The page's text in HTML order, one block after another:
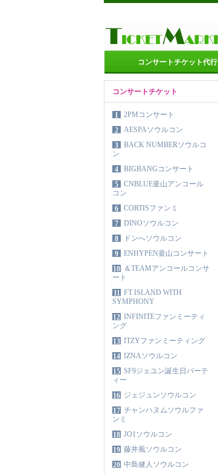
コンサートチケット代行
コンサートチケット
1
2PMコンサート
2
AESPAソウルコン
3
BACK NUMBERソウルコ
ン
4
BIGBANGコンサート
5
CNBLUE釜山アンコール
コン
6
CORTISファンミ
7
DINOソウルコン
8
ドンへソウルコン
9
ENHYPEN釜山コンサート
10 ＆TEAMアンコールコンサ
ート
11 FT ISLAND WITH
SYMPHONY
12 INFINITEファンミーティ
ング
13 ITZYファンミーティング
14 IZNAソウルコン
15 SF9ジェユン誕生日パーテ
ィー
16 ジェジュンソウルコン
17 チャンハヌムソウルファ
ンミ
18 JO1ソウルコン
19 藤井風ソウルコン
20 中島健人ソウルコン